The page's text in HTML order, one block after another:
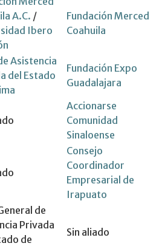
A.C. /
Ibero
Fundación Merced
Coahuila
Asistencia
del Estado
Fundación Expo
Guadalajara
Accionarse
Comunidad
Sinaloense
Consejo
Coordinador
Empresarial de
Irapuato
de
Privada
de
Sin aliado